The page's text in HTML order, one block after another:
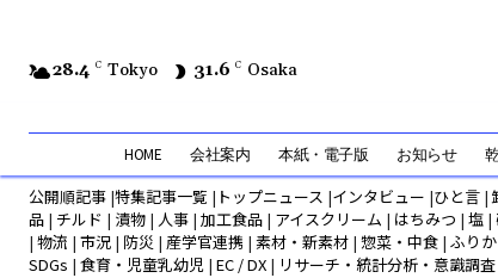
28.4 C Tokyo 31.6 C Osaka
HOME 会社案内 本紙・電子版 お知らせ
公開順記事 |特集記事一覧 | トップニュース |インタビュー |ひと言 |
品 | チルド | 漬物 | 人事 | 加工食品 | アイスクリーム | はちみつ | 塩 |
| 物流 | 市況 | 防災 | 産学官連携 | 素材・新素材 | 惣菜・中食 | ふり
SDGs | 食育・児童乳幼児 | EC / DX | リサーチ・統計分析・意識調査